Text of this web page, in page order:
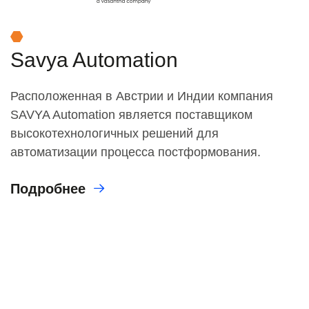
Savya Automation
Расположенная в Австрии и Индии компания
SAVYA Automation является поставщиком
высокотехнологичных решений для
автоматизации процесса постформования.
Подробнее